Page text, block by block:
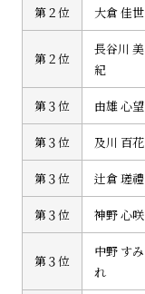
第２位 大倉 佳世
第２位
長谷川 美
紀
第３位 由雄 心望
第３位 及川 百花
第３位 辻倉 瑳禮
第３位 神野 心咲
第３位
中野 すみ
れ